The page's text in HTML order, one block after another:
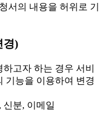
서의 내용을 허위로 기
경)
고자 하는 경우 서비
기능을 이용하여 변경
분, 이메일